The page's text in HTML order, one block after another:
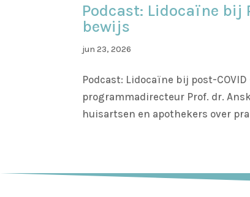
Podcast: Lidocaïne bij
bewijs
jun 23, 2026
Podcast: Lidocaïne bij post-
programmadirecteur Prof. dr.
huisartsen en apothekers over